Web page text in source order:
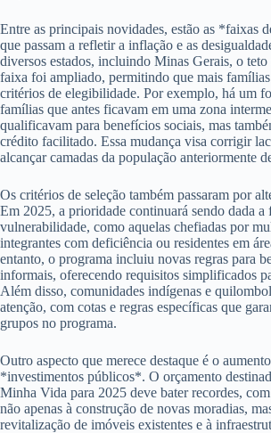
Entre as principais novidades, estão as *faixas
que passam a refletir a inflação e as
diversos estados, incluindo Minas Gerais, o teto
faixa foi ampliado, permitindo que mais famílias
critérios de elegibilidade. Por exemplo, há um
famílias que antes ficavam em uma zona
qualificavam para benefícios sociais, mas
crédito facilitado. Essa mudança visa corrigir
alcançar camadas da população anteriormente
Os critérios de seleção também passaram por
Em 2025, a prioridade continuará sendo dada a
vulnerabilidade, como aquelas chefiadas por
integrantes com deficiência ou residentes em
entanto, o programa incluiu novas regras para
informais, oferecendo requisitos simplificados
Além disso, comunidades indígenas e
atenção, com cotas e regras específicas que
grupos no programa.
Outro aspecto que merece destaque é o
*investimentos públicos*. O orçamento
Minha Vida para 2025 deve bater recordes,
não apenas à construção de novas moradias,
revitalização de imóveis existentes e à